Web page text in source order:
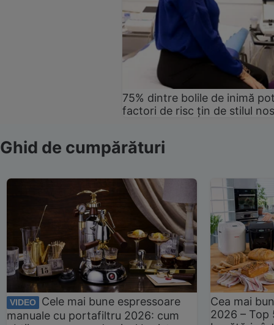
75% dintre bolile de inimă
factori de risc țin de stilul
Ghid de cumpărături
VIDEO
Cele mai bune espressoare
manuale cu portafiltru 2026: cum
Cea mai
2026 –